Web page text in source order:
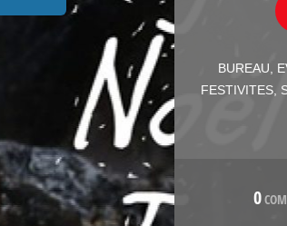
BUREAU
FESTIVITES
0